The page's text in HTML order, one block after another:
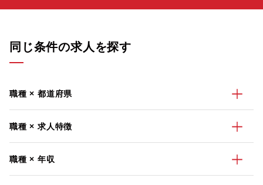
同じ条件の求人を探す
職種 × 都道府県
職種 × 求人特徴
職種 × 年収